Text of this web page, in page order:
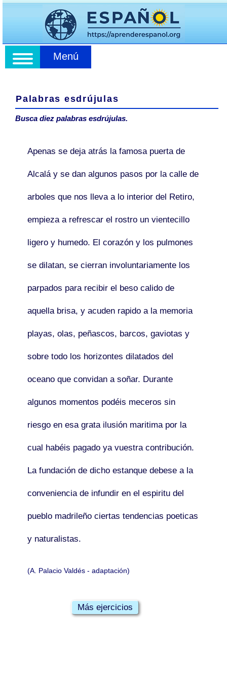
Menú
Palabras esdrújulas
Busca diez palabras esdrújulas.
Apenas se deja atrás la famosa puerta de
Alcalá y se dan algunos pasos por la calle de
arboles que nos lleva a lo interior del Retiro,
empieza a refrescar el rostro un vientecillo
ligero y humedo. El corazón y los pulmones
se dilatan, se cierran involuntariamente los
parpados para recibir el beso calidode
aquella brisa, y acuden rapidoa la memoria
playas, olas, peñascos, barcos, gaviotas y
sobre todo los horizontes dilatados del
oceanoque convidan a soñar. Durante
algunos momentos podéis meceros sin
riesgo en esa grata ilusión maritimapor la
cual habéis pagado ya vuestra contribución.
La fundación de dicho estanque debesea la
conveniencia de infundir en el espiritudel
pueblo madrileño ciertas tendencias poeticas
y naturalistas.
(A. Palacio Valdés - adaptación)
Más ejercicios